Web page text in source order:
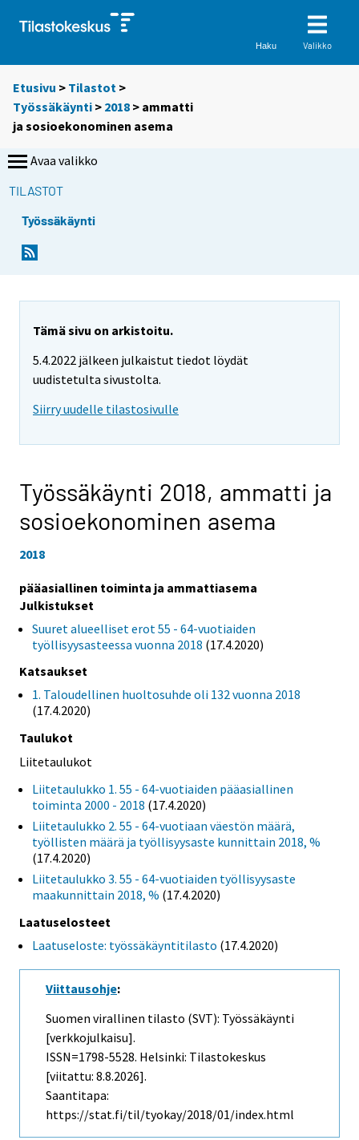
Haku Valikko
Etusivu > Tilastot >
Työssäkäynti > 2018 > ammatti
ja sosioekonominen asema
Avaa valikko
TILASTOT
Työssäkäynti
Tämä sivu on arkistoitu.
5.4.2022 jälkeen julkaistut tiedot löydät
uudistetulta sivustolta.
Siirry uudelle tilastosivulle
Työssäkäynti 2018, ammatti ja
sosioekonominen asema
2018
pääasiallinen toiminta ja ammattiasema
Julkistukset
Suuret alueelliset erot 55 - 64-vuotiaiden
työllisyysasteessa vuonna 2018 (17.4.2020)
Katsaukset
1. Taloudellinen huoltosuhde oli 132 vuonna 2018
(17.4.2020)
Taulukot
Liitetaulukot
Liitetaulukko 1. 55 - 64-vuotiaiden pääasiallinen
toiminta 2000 - 2018 (17.4.2020)
Liitetaulukko 2. 55 - 64-vuotiaan väestön määrä,
työllisten määrä ja työllisyysaste kunnittain 2018, %
(17.4.2020)
Liitetaulukko 3. 55 - 64-vuotiaiden työllisyysaste
maakunnittain 2018, % (17.4.2020)
Laatuselosteet
Laatuseloste: työssäkäyntitilasto (17.4.2020)
Viittausohje:
Suomen virallinen tilasto (SVT): Työssäkäynti
[verkkojulkaisu].
ISSN=1798-5528. Helsinki: Tilastokeskus
[viitattu: 8.8.2026].
Saantitapa:
https://stat.fi/til/tyokay/2018/01/index.html